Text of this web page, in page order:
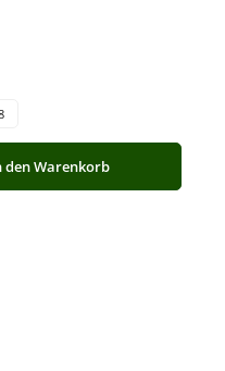
ein oder benutze die
den Warenkorb